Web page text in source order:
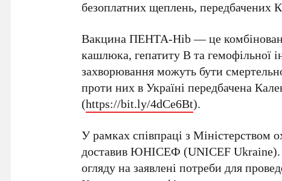
безоплатних щеплень, передбачених
Вакцина ПЕНТА-Hib — це
кашлюка, гепатиту В та гемофільної
захворювання можуть бути
проти них в Україні передбачена
(https://bit.ly/4dCe6Bt).
У рамках співпраці з Міністерством
доставив ЮНІСЕФ (UNICEF Ukraine).
огляду на заявлені потреби для